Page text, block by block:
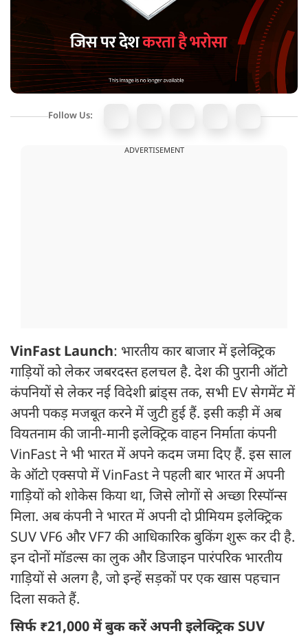
Follow Us:
ADVERTISEMENT
VinFast Launch: भारतीय कार बाजार में इलेक्ट्रिक
गाड़ियों को लेकर जबरदस्त हलचल है. देश की पुरानी ऑटो
कंपनियों से लेकर नई विदेशी ब्रांड्स तक, सभी EV सेगमेंट में
अपनी पकड़ मजबूत करने में जुटी हुई हैं. इसी कड़ी में अब
वियतनाम की जानी-मानी इलेक्ट्रिक वाहन निर्माता कंपनी
VinFast ने भी भारत में अपने कदम जमा दिए हैं. इस साल
के ऑटो एक्सपो में VinFast ने पहली बार भारत में अपनी
गाड़ियों को शोकेस किया था, जिसे लोगों से अच्छा रिस्पॉन्स
मिला. अब कंपनी ने भारत में अपनी दो प्रीमियम इलेक्ट्रिक
SUV VF6 और VF7 की आधिकारिक बुकिंग शुरू कर दी है.
इन दोनों मॉडल्स का लुक और डिजाइन पारंपरिक भारतीय
गाड़ियों से अलग है, जो इन्हें सड़कों पर एक खास पहचान
दिला सकते हैं.
सिर्फ ₹21,000 में बुक करें अपनी इलेक्ट्रिक SUV